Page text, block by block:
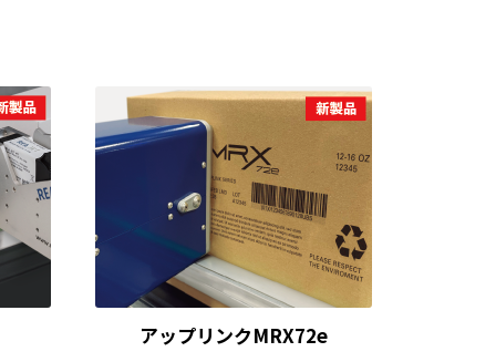
アップリンクMRX72e